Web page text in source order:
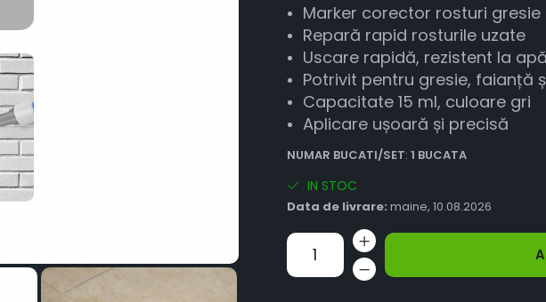
Marker corector rosturi gresie
Repară rapid rosturile uzate
Uscare rapidă, rezistent la apă
Potrivit pentru gresie, faianță
Capacitate 15 ml, culoare gri
Aplicare ușoară și precisă
NUMAR BUCATI/SET: 1 BUCATA
IN STOC
Data de livrare: maine, 10.08.2026